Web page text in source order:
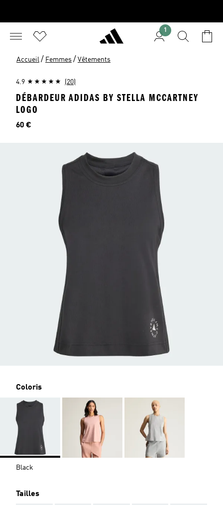
1
Accueil / Femmes / Vêtements
4.9 (20)
DÉBARDEUR ADIDAS BY STELLA MCCARTNEY
LOGO
Prix
60 €
Coloris
Black
Tailles